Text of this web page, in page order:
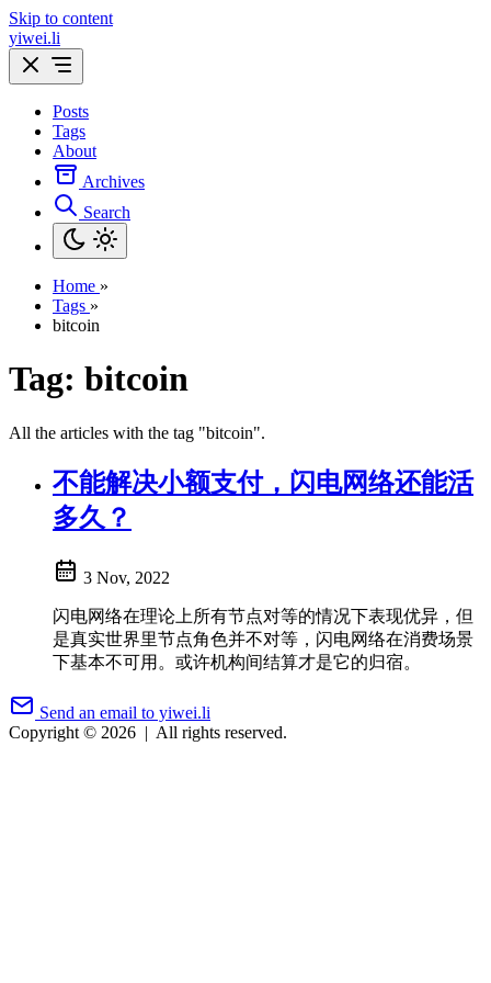
Skip to content
yiwei.li
Posts
Tags
About
Archives
Search
Home »
Tags »
bitcoin
Tag: bitcoin
All the articles with the tag "bitcoin".
不能解决小额支付，闪电网络还能活
多久？
3 Nov, 2022
闪电网络在理论上所有节点对等的情况下表现优异，但
是真实世界里节点角色并不对等，闪电网络在消费场景
下基本不可用。或许机构间结算才是它的归宿。
Send an email to yiwei.li
Copyright © 2026 | All rights reserved.